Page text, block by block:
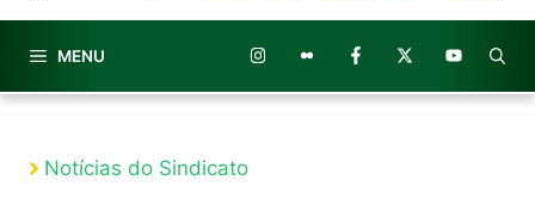
MENU
Notícias do Sindicato